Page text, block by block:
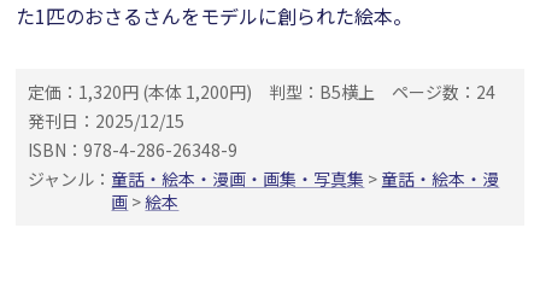
た1匹のおさるさんをモデルに創られた絵本。
定価：1,320円 (本体 1,200円) 判型：B5横上
ページ数：24
発刊日：2025/12/15
ISBN：978-4-286-26348-9
ジャンル： 童話・絵本・漫画・画集・写真集 > 童話・絵本・漫
画 >絵本